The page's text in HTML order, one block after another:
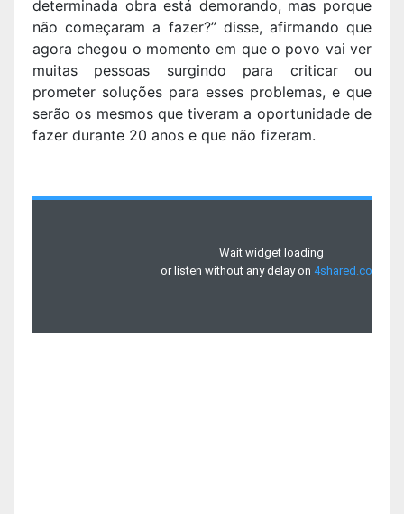
determinada obra está demorando, mas porque
não começaram a fazer?” disse, afirmando que
agora chegou o momento em que o povo vai ver
muitas pessoas surgindo para criticar ou
prometer soluções para esses problemas, e que
serão os mesmos que tiveram a oportunidade de
fazer durante 20 anos e que não fizeram.